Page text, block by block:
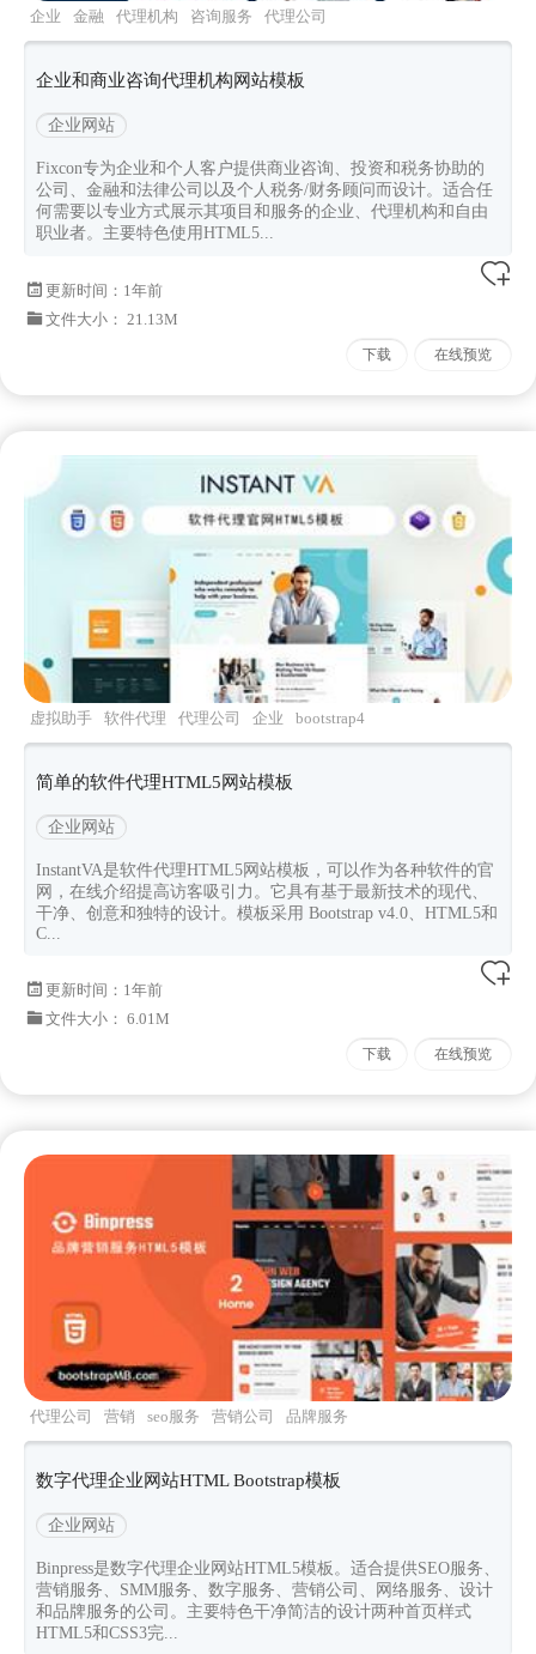
企业 金融 代理机构 咨询服务 代理公司
企业和商业咨询代理机构网站模板
企业网站
Fixcon专为企业和个人客户提供商业咨询、投资和税务协助的
公司、金融和法律公司以及个人税务/财务顾问而设计。适合任
何需要以专业方式展示其项目和服务的企业、代理机构和自由
职业者。主要特色使用HTML5...
更新时间： 1年前
文件大小： 21.13M
下载 在线预览
虚拟助手 软件代理 代理公司 企业 bootstrap4
简单的软件代理HTML5网站模板
企业网站
InstantVA是软件代理HTML5网站模板，可以作为各种软件的官
网，在线介绍提高访客吸引力。它具有基于最新技术的现代、
干净、创意和独特的设计。模板采用 Bootstrap v4.0、HTML5和
C...
更新时间： 1年前
文件大小： 6.01M
下载 在线预览
代理公司 营销 seo服务 营销公司 品牌服务
数字代理企业网站HTML Bootstrap模板
企业网站
Binpress是数字代理企业网站HTML5模板。适合提供SEO服务、
营销服务、SMM服务、数字服务、营销公司、网络服务、设计
和品牌服务的公司。主要特色干净简洁的设计两种首页样式
HTML5和CSS3完...